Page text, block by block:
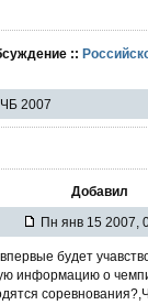
::
2007
Добавил
Пн янв 15 2007,
будет
информацию о